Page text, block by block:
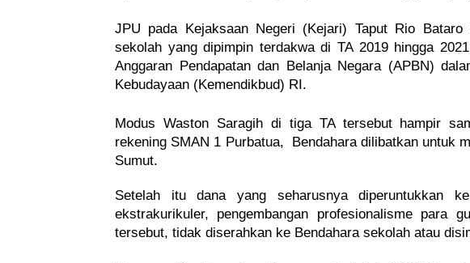
JPU pada Kejaksaan Negeri (Kejari) Taput Rio Bataro
sekolah yang dipimpin terdakwa di TA 2019 hingga
Anggaran Pendapatan dan Belanja Negara (APBN)
Kebudayaan (Kemendikbud) RI.
Modus Waston Saragih di tiga TA tersebut hampir
rekening SMAN 1 Purbatua, Bendahara dilibatkan untuk
Sumut.
Setelah itu dana yang seharusnya diperuntukkan
ekstrakurikuler, pengembangan profesionalisme para
tersebut, tidak diserahkan ke Bendahara sekolah atau